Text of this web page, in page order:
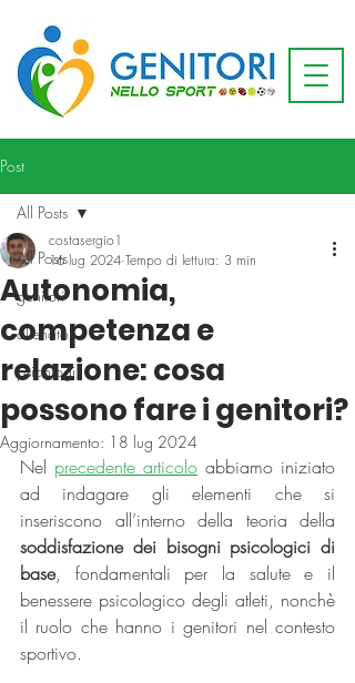
Post
All Posts
genitori
allenatori
psicologi
All Posts
Autonomia,
competenza e
relazione: cosa
possono fare i genitori?
costasergio1
16 lug 2024 Tempo di lettura: 3 min
Aggiornamento: 18 lug 2024
Nel precedente articolo abbiamo iniziato
ad indagare gli elementi che si
soddisfazione dei bisogni psicologici di
base, fondamentali per la salute e il
benessere psicologico degli atleti, nonchè
il ruolo che hanno i genitori nel contesto
sportivo.